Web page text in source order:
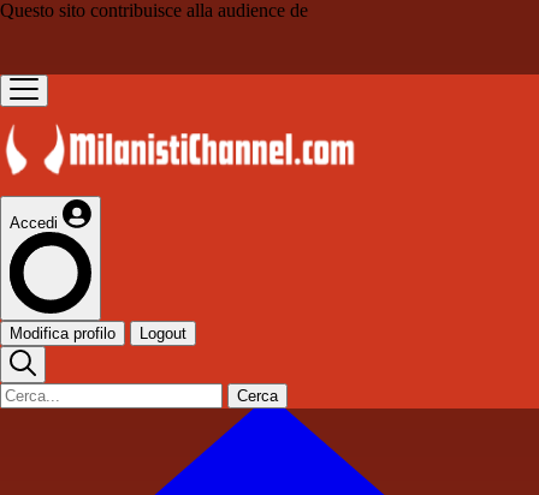
Questo sito contribuisce alla audience de
Accedi
Modifica profilo Logout
Cerca